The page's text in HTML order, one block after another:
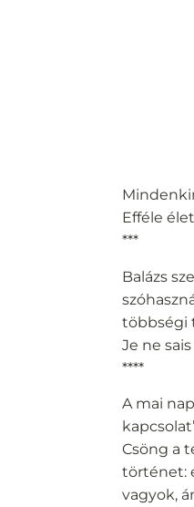
Efféle
***
Balázs
többségi
Je ne sais
****
A mai
Csöng a
történet:
vagyok,